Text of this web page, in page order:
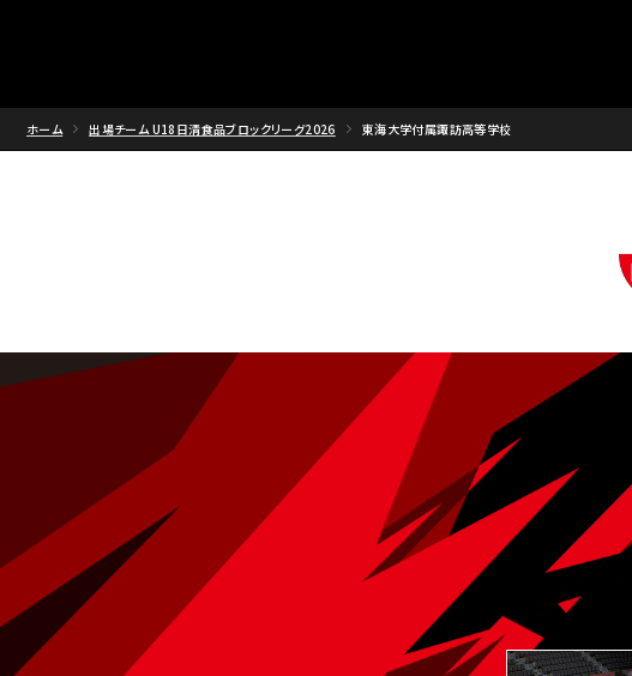
ホーム 出場チーム U18日清食品ブロックリーグ2026 東海大学付属諏訪高等学校